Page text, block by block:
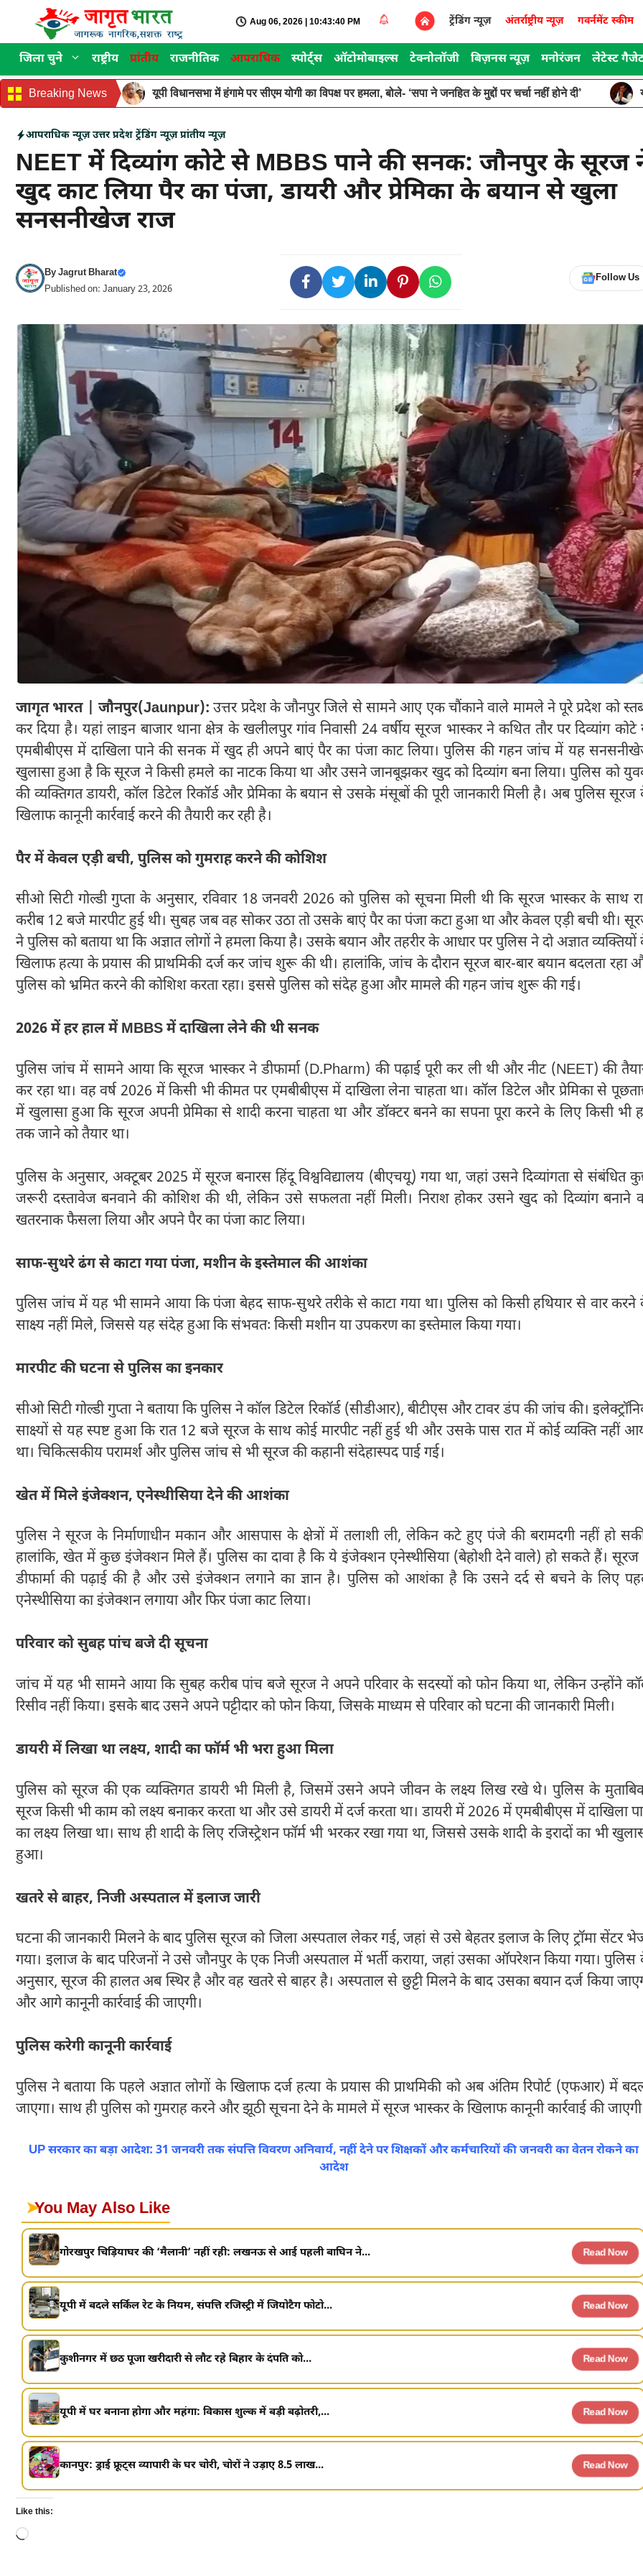
content
Aug 06, 2026 | 10:43:40 PM ट्रेंडिंग न्यूज़ अंतर्राष्ट्रीय न्यूज़ गवर्नमेंट स्कीम
जिला चुने राष्ट्रीय प्रांतीय राजनीतिक आपराधिक स्पोर्ट्स ऑटोमोबाइल्स टेक्नोलॉजी बिज़नस न्यूज़ मनोरंजन लेटेस्ट
Breaking News यूपी विधानसभा में हंगामे पर सीएम योगी का विपक्ष पर हमला, बोले- ‘सपा ने जनहित के मुद्दों पर चर्चा नहीं होने दी’
आपराधिक न्यूज़ उत्तर प्रदेश ट्रेंडिंग न्यूज़ प्रांतीय न्यूज़
NEET में दिव्यांग कोटे से MBBS पाने की सनक: जौनपुर के सूरज
खुद काट लिया पैर का पंजा, डायरी और प्रेमिका के बयान से खुला
सनसनीखेज राज
ByJagrut Bharat
Published on: January 23, 2026
Follow Us
जागृत भारत | जौनपुर(Jaunpur): उत्तर प्रदेश के जौनपुर जिले से सामने आए एक चौंकाने वाले मामले ने पूरे प्रदेश को
कर दिया है। यहां लाइन बाजार थाना क्षेत्र के खलीलपुर गांव निवासी 24 वर्षीय सूरज भास्कर ने कथित तौर पर दिव्यांग
एमबीबीएस में दाखिला पाने की सनक में खुद ही अपने बाएं पैर का पंजा काट लिया। पुलिस की गहन जांच में यह
खुलासा हुआ है कि सूरज ने किसी हमले का नाटक किया था और उसने जानबूझकर खुद को दिव्यांग बना लिया। पुलिस को
की व्यक्तिगत डायरी, कॉल डिटेल रिकॉर्ड और प्रेमिका के बयान से उसके मंसूबों की पूरी जानकारी मिली है। अब पुलिस
खिलाफ कानूनी कार्रवाई करने की तैयारी कर रही है।
पैर में केवल एड़ी बची, पुलिस को गुमराह करने की कोशिश
सीओ सिटी गोल्डी गुप्ता के अनुसार, रविवार 18 जनवरी 2026 को पुलिस को सूचना मिली थी कि सूरज भास्कर के साथ
करीब 12 बजे मारपीट हुई थी। सुबह जब वह सोकर उठा तो उसके बाएं पैर का पंजा कटा हुआ था और केवल एड़ी बची थी।
ने पुलिस को बताया था कि अज्ञात लोगों ने हमला किया है। उसके बयान और तहरीर के आधार पर पुलिस ने दो अज्ञात
खिलाफ हत्या के प्रयास की प्राथमिकी दर्ज कर जांच शुरू की थी। हालांकि, जांच के दौरान सूरज बार-बार बयान बदलता रहा
पुलिस को भ्रमित करने की कोशिश करता रहा। इससे पुलिस को संदेह हुआ और मामले की गहन जांच शुरू की गई।
2026 में हर हाल में MBBS में दाखिला लेने की थी सनक
पुलिस जांच में सामने आया कि सूरज भास्कर ने डीफार्मा (D.Pharm) की पढ़ाई पूरी कर ली थी और नीट (NEET) की
कर रहा था। वह वर्ष 2026 में किसी भी कीमत पर एमबीबीएस में दाखिला लेना चाहता था। कॉल डिटेल और प्रेमिका से
में खुलासा हुआ कि सूरज अपनी प्रेमिका से शादी करना चाहता था और डॉक्टर बनने का सपना पूरा करने के लिए किसी भी
तक जाने को तैयार था।
पुलिस के अनुसार, अक्टूबर 2025 में सूरज बनारस हिंदू विश्वविद्यालय (बीएचयू) गया था, जहां उसने दिव्यांगता से संबंधित
जरूरी दस्तावेज बनवाने की कोशिश की थी, लेकिन उसे सफलता नहीं मिली। निराश होकर उसने खुद को दिव्यांग बनाने
खतरनाक फैसला लिया और अपने पैर का पंजा काट लिया।
साफ-सुथरे ढंग से काटा गया पंजा, मशीन के इस्तेमाल की आशंका
पुलिस जांच में यह भी सामने आया कि पंजा बेहद साफ-सुथरे तरीके से काटा गया था। पुलिस को किसी हथियार से वार करने
साक्ष्य नहीं मिले, जिससे यह संदेह हुआ कि संभवतः किसी मशीन या उपकरण का इस्तेमाल किया गया।
मारपीट की घटना से पुलिस का इनकार
सीओ सिटी गोल्डी गुप्ता ने बताया कि पुलिस ने कॉल डिटेल रिकॉर्ड (सीडीआर), बीटीएस और टावर डंप की जांच की।
साक्ष्यों से यह स्पष्ट हुआ कि रात 12 बजे सूरज के साथ कोई मारपीट नहीं हुई थी और उसके पास रात में कोई व्यक्ति नहीं
था। चिकित्सकीय परामर्श और पुलिस जांच से भी सूरज की कहानी संदेहास्पद पाई गई।
खेत में मिले इंजेक्शन, एनेस्थीसिया देने की आशंका
पुलिस ने सूरज के निर्माणाधीन मकान और आसपास के क्षेत्रों में तलाशी ली, लेकिन कटे हुए पंजे की बरामदगी नहीं हो
हालांकि, खेत में कुछ इंजेक्शन मिले हैं। पुलिस का दावा है कि ये इंजेक्शन एनेस्थीसिया (बेहोशी देने वाले) हो सकते हैं। सूरज
डीफार्मा की पढ़ाई की है और उसे इंजेक्शन लगाने का ज्ञान है। पुलिस को आशंका है कि उसने दर्द से बचने के लिए
एनेस्थीसिया का इंजेक्शन लगाया और फिर पंजा काट लिया।
परिवार को सुबह पांच बजे दी सूचना
जांच में यह भी सामने आया कि सुबह करीब पांच बजे सूरज ने अपने परिवार के सदस्यों को फोन किया था, लेकिन उन्होंने
रिसीव नहीं किया। इसके बाद उसने अपने पट्टीदार को फोन किया, जिसके माध्यम से परिवार को घटना की जानकारी मिली।
डायरी में लिखा था लक्ष्य, शादी का फॉर्म भी भरा हुआ मिला
पुलिस को सूरज की एक व्यक्तिगत डायरी भी मिली है, जिसमें उसने अपने जीवन के लक्ष्य लिख रखे थे। पुलिस के
सूरज किसी भी काम को लक्ष्य बनाकर करता था और उसे डायरी में दर्ज करता था। डायरी में 2026 में एमबीबीएस में दाखिला
का लक्ष्य लिखा था। साथ ही शादी के लिए रजिस्ट्रेशन फॉर्म भी भरकर रखा गया था, जिससे उसके शादी के इरादों का भी
हुआ।
खतरे से बाहर, निजी अस्पताल में इलाज जारी
घटना की जानकारी मिलने के बाद पुलिस सूरज को जिला अस्पताल लेकर गई, जहां से उसे बेहतर इलाज के लिए ट्रॉमा सेंटर
गया। इलाज के बाद परिजनों ने उसे जौनपुर के एक निजी अस्पताल में भर्ती कराया, जहां उसका ऑपरेशन किया गया। पुलिस
अनुसार, सूरज की हालत अब स्थिर है और वह खतरे से बाहर है। अस्पताल से छुट्टी मिलने के बाद उसका बयान दर्ज किया
और आगे कानूनी कार्रवाई की जाएगी।
पुलिस करेगी कानूनी कार्रवाई
पुलिस ने बताया कि पहले अज्ञात लोगों के खिलाफ दर्ज हत्या के प्रयास की प्राथमिकी को अब अंतिम रिपोर्ट (एफआर) में
जाएगा। साथ ही पुलिस को गुमराह करने और झूठी सूचना देने के मामले में सूरज भास्कर के खिलाफ कानूनी कार्रवाई की
UP सरकार का बड़ा आदेश: 31 जनवरी तक संपत्ति विवरण अनिवार्य, नहीं देने पर शिक्षकों और कर्मचारियों की जनवरी का वेतन रोकने का
आदेश
➤You May Also Like
गोरखपुर चिड़ियाघर की ‘मैलानी’ नहीं रही: लखनऊ से आई पहली बाघिन ने... Read Now
यूपी में बदले सर्किल रेट के नियम, संपत्ति रजिस्ट्री में जियोटैग फोटो... Read Now
कुशीनगर में छठ पूजा खरीदारी से लौट रहे बिहार के दंपति को... Read Now
यूपी में घर बनाना होगा और महंगा: विकास शुल्क में बड़ी बढ़ोतरी,... Read Now
कानपुर: ड्राई फ्रूट्स व्यापारी के घर चोरी, चोरों ने उड़ाए 8.5 लाख... Read Now
Like this:
Loading…